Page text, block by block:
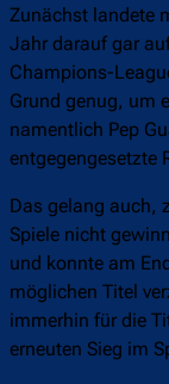
Zunächst landete
Jahr darauf gar
Champions-
Grund genug, um
namentlich Pep
entgegengesetzte
Das gelang auch,
Spiele nicht
und konnte am
möglichen Titel
immerhin für die
erneuten Sieg im